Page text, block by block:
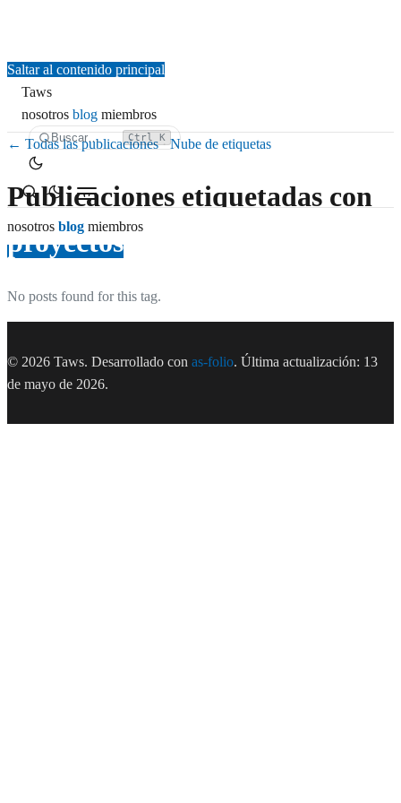
Saltar al contenido principal
Taws
nosotros blog miembros
Buscar… Ctrl K
nosotros blog miembros
← Todas las publicaciones· Nube de etiquetas
Publicaciones etiquetadas con
proyectos
No posts found for this tag.
© 2026 Taws. Desarrollado con as-folio. Última actualización: 13
de mayo de 2026.